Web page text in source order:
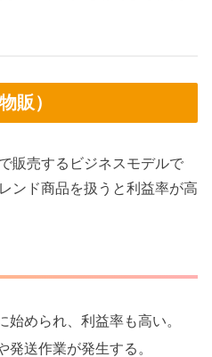
販）
販売するビジネスモデルで
ンド商品を扱うと利益率が高
始められ、利益率も高い。
発送作業が発生する。